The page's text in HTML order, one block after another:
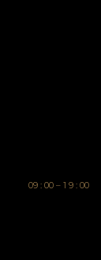
09 : 00 – 1 9 : 00